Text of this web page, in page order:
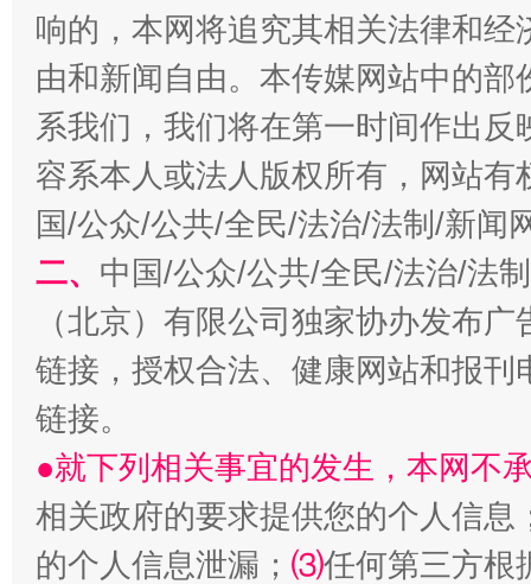
揭开“小金库”的免责幌子
受贿1.44亿！段成刚被判无期 从幼
响的，本网将追究其相关法律和
由和新闻自由。本传媒网站中的
系我们，我们将在第一时间作出
容系本人或法人版权所有，网站
国/公众/公共/全民/法治/法制/新闻
二、 中国/公众/公共/全民/法治/法
（北京）有限公司独家协办发布
链接，授权合法、健康网站和报
链接。
●就下列相关事宜的发生，本网不
相关政府的要求提供您的个人信息
的个人信息泄漏； ⑶任何第三方根